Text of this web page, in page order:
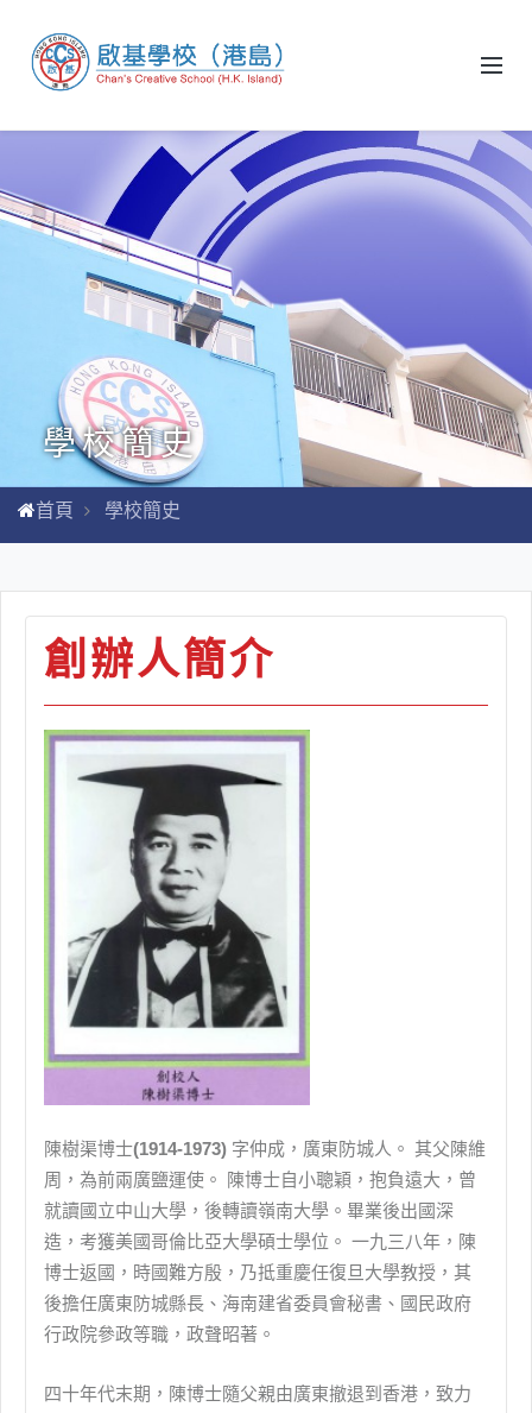
學校簡史
首頁 學校簡史
創辦人簡介
陳樹渠博士(1914-1973) 字仲成，廣東防城人。 其父陳維
周，為前兩廣鹽運使。 陳博士自小聰穎，抱負遠大，曾
就讀國立中山大學，後轉讀嶺南大學。畢業後出國深
造，考獲美國哥倫比亞大學碩士學位。 一九三八年，陳
博士返國，時國難方殷，乃抵重慶任復旦大學教授，其
後擔任廣東防城縣長、海南建省委員會秘書、國民政府
行政院參政等職，政聲昭著。
四十年代末期，陳博士隨父親由廣東撤退到香港，致力